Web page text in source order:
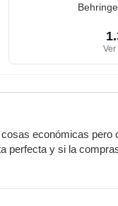
Ver
económicas pero
perfecta y si la